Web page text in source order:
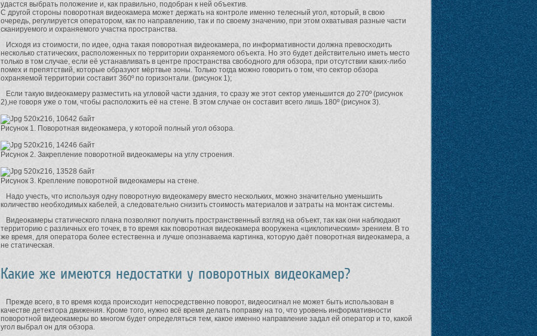
удастся выбрать положение и, как правильно, подобран к ней объектив.
С другой стороны поворотная видеокамера может держать на контроле именно телесный угол, который, в свою
очередь, регулируется оператором, как по направлению, так и по своему значению, при этом охватывая разные части
сканируемого и охраняемого участка пространства.
Исходя из стоимости, по идее, одна такая поворотная видеокамера, по информативности должна превосходить
несколько статических, расположенных по территории охраняемого объекта. Но это будет действительно иметь место
только в том случае, если её устанавливать в центре пространства свободного для обзора, при отсутствии каких-либо
помех и препятствий, которые образуют мёртвые зоны. Только тогда можно говорить о том, что сектор обзора
охраняемой территории составит 360º по горизонтали. (рисунок 1);
Если такую видеокамеру разместить на угловой части здания, то сразу же этот сектор уменьшится до 270º (рисунок
2),не говоря уже о том, чтобы расположить её на стене. В этом случае он составит всего лишь 180º (рисунок 3).
Рисунок 1. Поворотная видеокамера, у которой полный угол обзора.
Рисунок 2. Закрепление поворотной видеокамеры на углу строения.
Рисунок 3. Крепление поворотной видеокамеры на стене.
Надо учесть, что используя одну поворотную видеокамеру вместо нескольких, можно значительно уменьшить
количество необходимых кабелей, а следовательно снизить стоимость материалов и затраты на монтаж системы.
Видеокамеры статического плана позволяют получить пространственный взгляд на объект, так как они наблюдают
территорию с различных его точек, в то время как поворотная видеокамера вооружена «циклопическим» зрением. В то
же время, для оператора более естественна и лучше опознаваема картинка, которую даёт поворотная видеокамера, а
не статическая.
Какие же имеются недостатки у поворотных видеокамер?
Прежде всего, в то время когда происходит непосредственно поворот, видеосигнал не может быть использован в
качестве детектора движения. Кроме того, нужно всё время делать поправку на то, что уровень информативности
поворотной видеокамеры во многом будет определяться тем, какое именно направление задал ей оператор и то, какой
угол выбрал он для обзора.